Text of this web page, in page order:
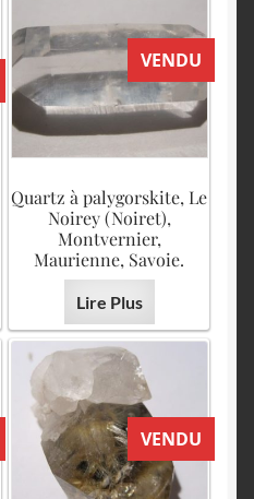
VENDU
Quartz à palygorskite, Le
Noirey (Noiret),
Montvernier,
Maurienne, Savoie.
Lire Plus
VENDU